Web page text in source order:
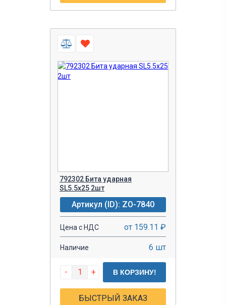
792302 Бита ударная
SL5.5х25 2шт
Артикул (ID): ZO-7840
Цена с НДС от 159.11 ₽
Наличие 6 шт
- + В КОРЗИНУ!
БЫСТРЫЙ ЗАКАЗ